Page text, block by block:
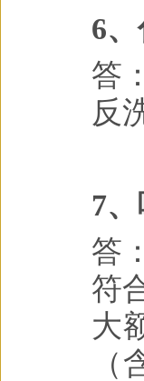
6
答
反
7
答
符
大